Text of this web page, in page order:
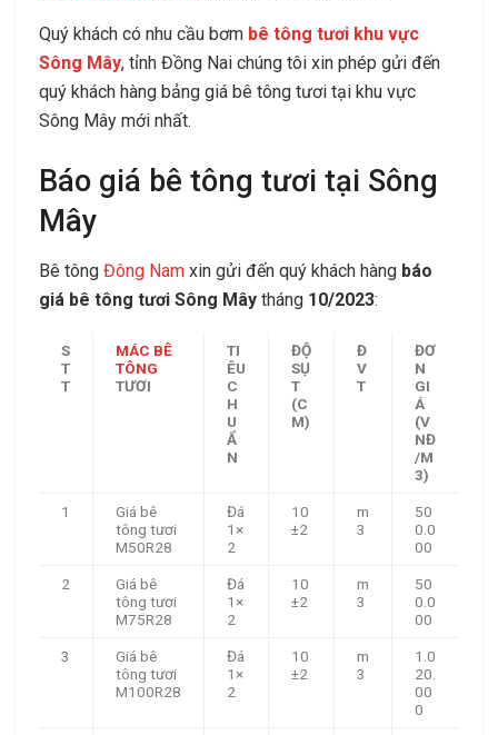
Quý khách có nhu cầu bơm bê tông tươi khu vực
Sông Mây, tỉnh Đồng Nai chúng tôi xin phép gửi đến
quý khách hàng bảng giá bê tông tươi tại khu vực
Sông Mây mới nhất.
Báo giá bê tông tươi tại Sông
Mây
Bê tông Đông Nam xin gửi đến quý khách hàng báo
giá bê tông tươi Sông Mây tháng 10/2023:
S
T
T
MÁC BÊ
TÔNG
TƯƠI
TI
ÊU
C
H
U
Ẩ
N
ĐỘ
SỤ
T
(C
M)
Đ
V
T
ĐƠ
N
GI
Á
(V
NĐ
/M
3)
1
Giá bê
tông tươi
M50R28
Đá
1×
2
10
±2
m
3
50
0.0
00
2
Giá bê
tông tươi
M75R28
Đá
1×
2
10
±2
m
3
50
0.0
00
3
Giá bê
tông tươi
M100R28
Đá
1×
2
10
±2
m
3
1.0
20.
00
0